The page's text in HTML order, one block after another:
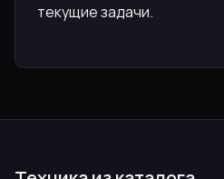
текущие задачи.